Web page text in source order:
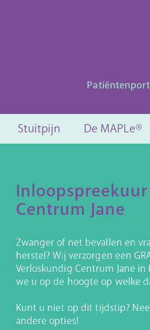
Stuitpijn De MAPLe®
Centrum Jane
Zwanger of net bevallen en
herstel? Wij verzorgen een
Verloskundig Centrum Jane
we u op de hoogte op welke
Kunt u niet op dit tijdstip?
andere opties!